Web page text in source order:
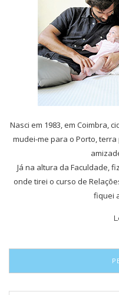
Nasci em 1983, em Coimbra,
mudei-me para o Porto,
Já na altura da Faculdade,
onde tirei o curso de
fiquei